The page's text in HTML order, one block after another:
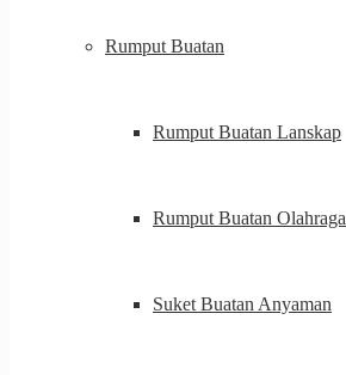
Rumput Buatan
Rumput Buatan Lanskap
Rumput Buatan Olahraga
Suket Buatan Anyaman